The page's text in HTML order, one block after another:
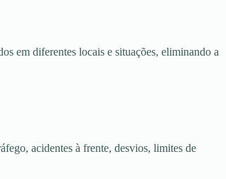
em diferentes locais e situações, eliminando a
acidentes à frente, desvios, limites de